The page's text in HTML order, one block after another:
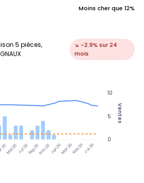
Moins cher que 12%
5 pièces,
↘ -2.9% sur 24
mois
25Mai 25Jul 25Sep 25Nov 25Jan 26Mar 26Mai 26Jul 26
10
5
0
Ventes